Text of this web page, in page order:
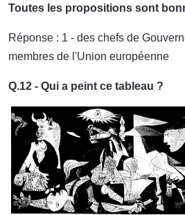
Toutes les propositions sont
Réponse : 1 - des chefs de
membres de l'Union européenne
Q.12 - Qui a peint ce tableau ?